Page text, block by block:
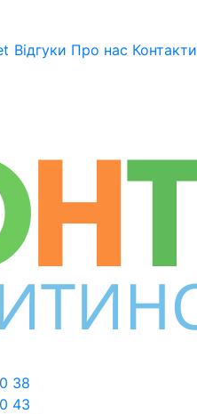
Відгуки Про нас Контакти
38
43